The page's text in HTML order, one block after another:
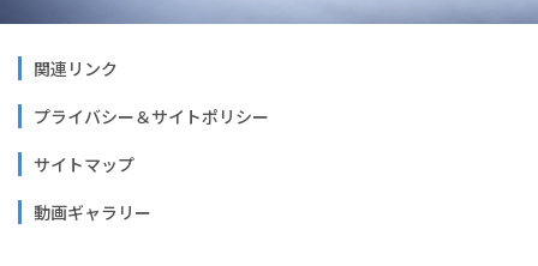
関連リンク
プライバシー＆サイトポリシー
サイトマップ
動画ギャラリー